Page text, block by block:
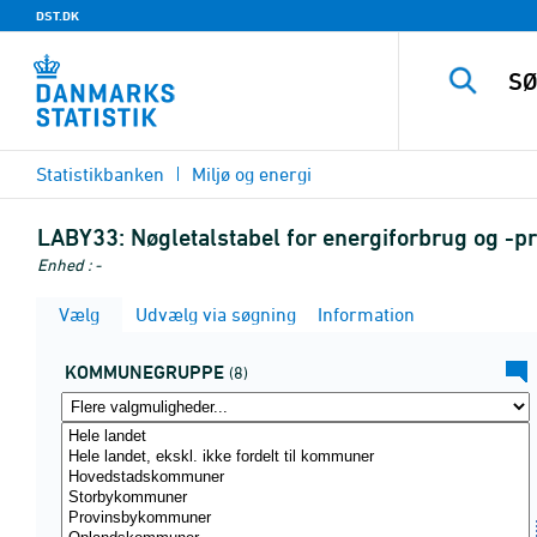
DST.DK
Statistikbanken Miljø og energi
LABY33: Nøgletalstabel for energiforbrug og -
Enhed : -
Vælg Udvælg via søgning Information
KOMMUNEGRUPPE (8)